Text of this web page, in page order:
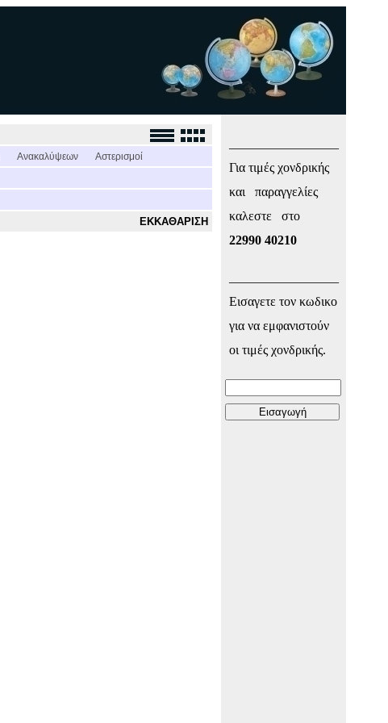
Ανακαλύψεων
Αστερισμοί
ΕΚΚΑΘΑΡΙΣΗ
Για τιμές χονδρικής
και παραγγελίες
καλεστε στο
22990 40210
Εισαγετε τον κωδικο
για να εμφανιστούν
οι τιμές χονδρικής.